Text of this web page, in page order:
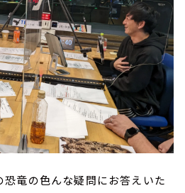
竜の色んな疑問にお答えいた